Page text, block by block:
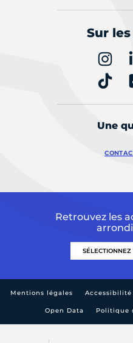
Sur
Une
Retrouvez les
Mentions légales Accessibilité
Open Data Politique